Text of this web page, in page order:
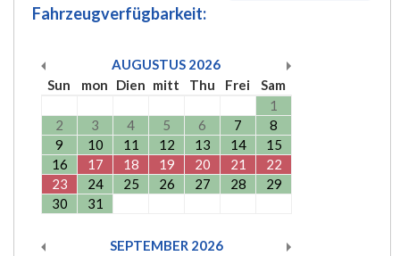
Fahrzeugverfügbarkeit:
AUGUSTUS 2026
Sun
mon Dien mitt Thu Frei
Sam
1
2
3 4 5 6 7
8
9
10 11 12 13 14
15
16
17 18 19 20 21
22
23
24 25 26 27 28
29
30
31
SEPTEMBER 2026